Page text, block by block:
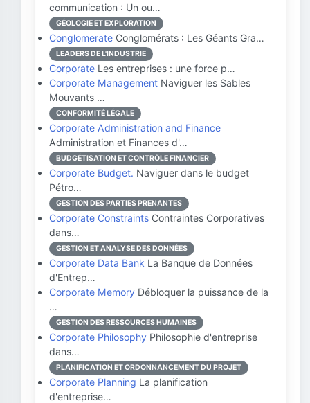
communication : Un ou…
GÉOLOGIE ET EXPLORATION
Conglomerate Conglomérats : Les Géants Gra…
LEADERS DE L'INDUSTRIE
Corporate Les entreprises : une force p…
Corporate Management Naviguer les Sables
Mouvants …
CONFORMITÉ LÉGALE
Corporate Administration and Finance
Administration et Finances d'…
BUDGÉTISATION ET CONTRÔLE FINANCIER
Corporate Budget. Naviguer dans le budget
Pétro…
GESTION DES PARTIES PRENANTES
Corporate Constraints Contraintes Corporatives
dans…
GESTION ET ANALYSE DES DONNÉES
Corporate Data Bank La Banque de Données
d'Entrep…
Corporate Memory Débloquer la puissance de la
…
GESTION DES RESSOURCES HUMAINES
Corporate Philosophy Philosophie d'entreprise
dans…
PLANIFICATION ET ORDONNANCEMENT DU PROJET
Corporate Planning La planification
d'entreprise…